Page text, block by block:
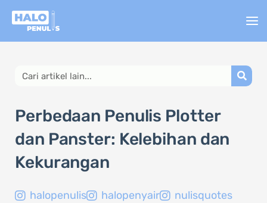
Lewati
Search
Perbedaan Penulis Plotter
dan Panster: Kelebihan dan
Kekurangan
halopenulis halopenyair
nulisquotes